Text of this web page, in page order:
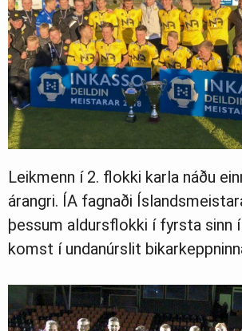
Leikmenn í 2. flokki karla náðu
árangri. ÍA fagnaði
þessum aldursflokki í fyrsta sinn
komst í undanúrslit